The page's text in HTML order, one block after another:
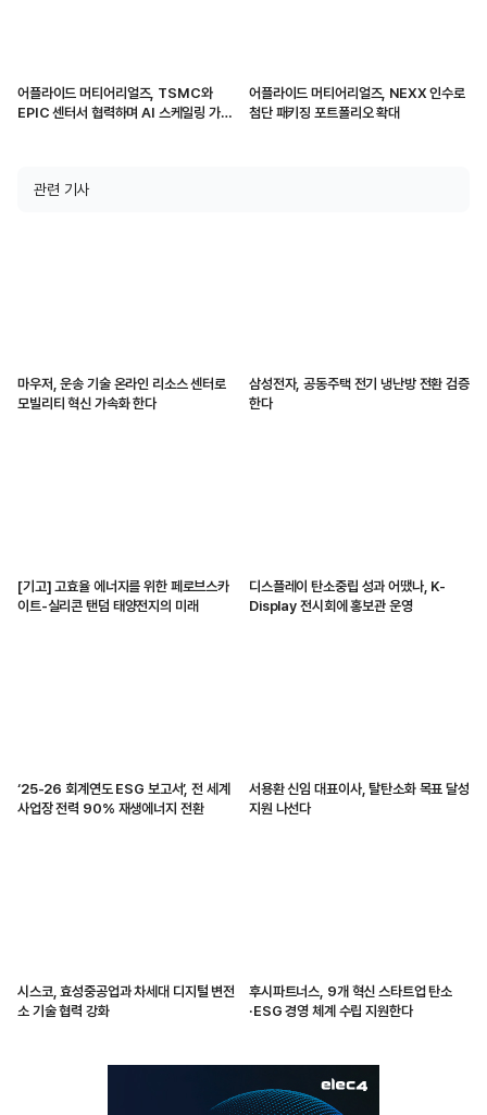
어플라이드 머티어리얼즈, TSMC와
EPIC 센터서 협력하며 AI 스케일링 가속
어플라이드 머티어리얼즈, NEXX 인수로
첨단 패키징 포트폴리오 확대
관련 기사
마우저, 운송 기술 온라인 리소스 센터로
모빌리티 혁신 가속화 한다
삼성전자, 공동주택 전기 냉난방 전환 검증
한다
[기고] 고효율 에너지를 위한 페로브스카
이트-실리콘 탠덤 태양전지의 미래
디스플레이 탄소중립 성과 어땠나, K-
Display 전시회에 홍보관 운영
‘25-26 회계연도 ESG 보고서’, 전 세계
사업장 전력 90% 재생에너지 전환
서용환 신임 대표이사, 탈탄소화 목표 달성
지원 나선다
시스코, 효성중공업과 차세대 디지털 변전
소 기술 협력 강화
후시파트너스, 9개 혁신 스타트업 탄소
·ESG 경영 체계 수립 지원한다